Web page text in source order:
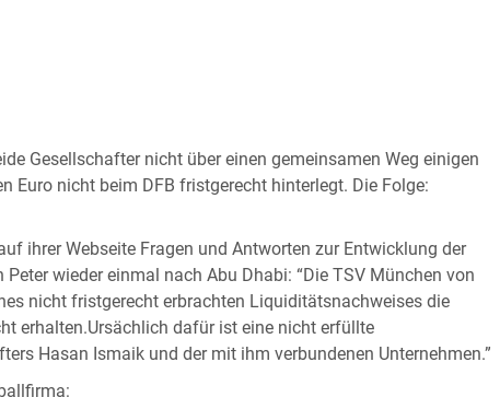
Gesellschafter nicht über einen gemeinsamen Weg einigen
Euro nicht beim DFB fristgerecht hinterlegt. Die Folge:
ihrer Webseite Fragen und Antworten zur Entwicklung der
wieder einmal nach Abu Dhabi: “Die TSV München von
nicht fristgerecht erbrachten Liquiditätsnachweises die
erhalten.Ursächlich dafür ist eine nicht erfüllte
Hasan Ismaik und der mit ihm verbundenen Unternehmen.”